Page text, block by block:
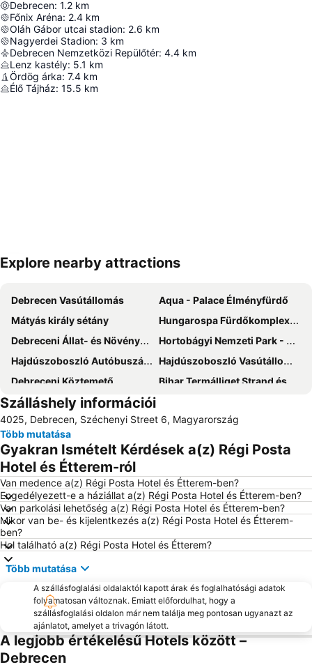
Debrecen: 1.2 km
Főnix Aréna: 2.4 km
Oláh Gábor utcai stadion: 2.6 km
Nagyerdei Stadion: 3 km
Debrecen Nemzetközi Repülőtér: 4.4 km
Lenz kastély: 5.1 km
Ördög árka: 7.4 km
Élő Tájház: 15.5 km
Nagy méretű térkép
Explore nearby attractions
Debrecen Vasútállomás
Aqua - Palace Élményfürdő
Mátyás király sétány
Hungarospa Fürdőkomplexum
Debreceni Állat- és Növénykert
Hortobágyi Nemzeti Park - Puszta
Hajdúszoboszló Autóbuszállomás
Hajdúszoboszló Vasútállomás
Debreceni Köztemető
Bihar Termálliget Strand és Termálfürdő
Debreceni nemzetközi repülőtér
Szoboszlói Dixieland Napok
Kovács Máté Városi Művelődési Központ és Könyvtár
Országos Régiségvásár
Stop Vendéglő
Harangház
Amnézia kupa - formaugró verseny és ejtőernyős találkozó
Szálláshely információi
4025, Debrecen, Széchenyi Street 6, Magyarország
Több mutatása
Gyakran Ismételt Kérdések a(z) Régi Posta
Hotel és Étterem-ról
Van medence a(z) Régi Posta Hotel és Étterem-ben?
Engedélyezett-e a háziállat a(z) Régi Posta Hotel és Étterem-ben?
Van parkolási lehetőség a(z) Régi Posta Hotel és Étterem-ben?
Mikor van be- és kijelentkezés a(z) Régi Posta Hotel és Étterem-
ben?
Hol található a(z) Régi Posta Hotel és Étterem?
Több mutatása
A szállásfoglalási oldalaktól kapott árak és foglalhatósági adatok
folyamatosan változnak. Emiatt előfordulhat, hogy a
szállásfoglalási oldalon már nem találja meg pontosan ugyanazt az
ajánlatot, amelyet a trivagón látott.
A legjobb értékelésű Hotels között –
Debrecen